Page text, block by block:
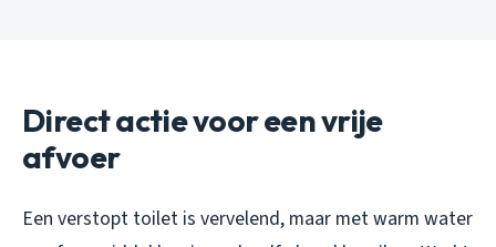
Direct actie voor een vrije
afvoer
Een verstopt toilet is vervelend, maar met warm water